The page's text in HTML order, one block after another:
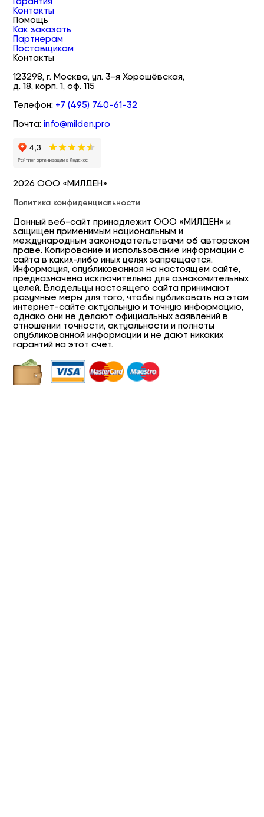
Контакты
Помощь
Как заказать
Партнерам
Поставщикам
Контакты
123298, г. Москва, ул. 3-я Хорошёвская,
д. 18, корп. 1, оф. 115
Телефон: +7 (495) 740-61-32
Почта:info@milden.pro
2026 ООО «МИЛДЕН»
Политика конфиденциальности
Данный веб-сайт принадлежит ООО «МИЛДЕН» и
защищен применимым национальным и
международным законодательствами об авторском
праве. Копирование и использование информации с
сайта в каких-либо иных целях запрещается.
Информация, опубликованная на настоящем сайте,
предназначена исключительно для ознакомительных
целей. Владельцы настоящего сайта принимают
разумные меры для того, чтобы публиковать на этом
интернет-сайте актуальную и точную информацию,
однако они не делают официальных заявлений в
отношении точности, актуальности и полноты
опубликованной информации и не дают никаких
гарантий на этот счет.